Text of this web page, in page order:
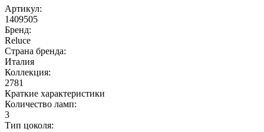
Артикул:
1409505
Бренд:
Reluce
Страна бренда:
Италия
Коллекция:
2781
Краткие характеристики
Количество ламп:
3
Тип цоколя: